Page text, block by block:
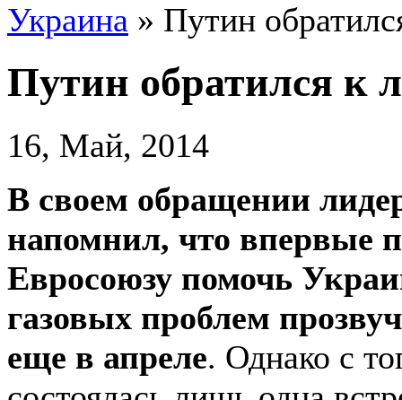
Украина » Путин
Путин обратился к
16, Май, 2014
В своем обращении
напомнил, что впервые
Евросоюзу помочь
газовых проблем
еще в апреле. Однако с